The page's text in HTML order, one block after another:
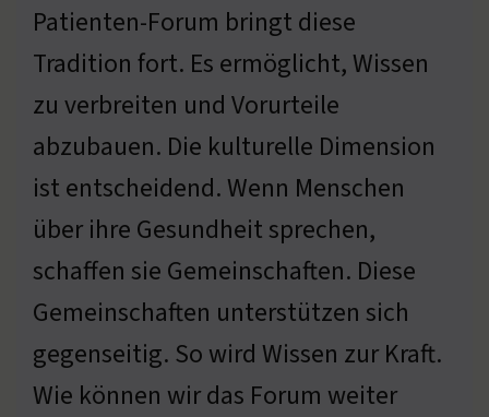
Patienten-Forum bringt diese
Tradition fort. Es ermöglicht, Wissen
zu verbreiten und Vorurteile
abzubauen. Die kulturelle Dimension
ist entscheidend. Wenn Menschen
über ihre Gesundheit sprechen,
schaffen sie Gemeinschaften. Diese
Gemeinschaften unterstützen sich
gegenseitig. So wird Wissen zur Kraft.
Wie können wir das Forum weiter